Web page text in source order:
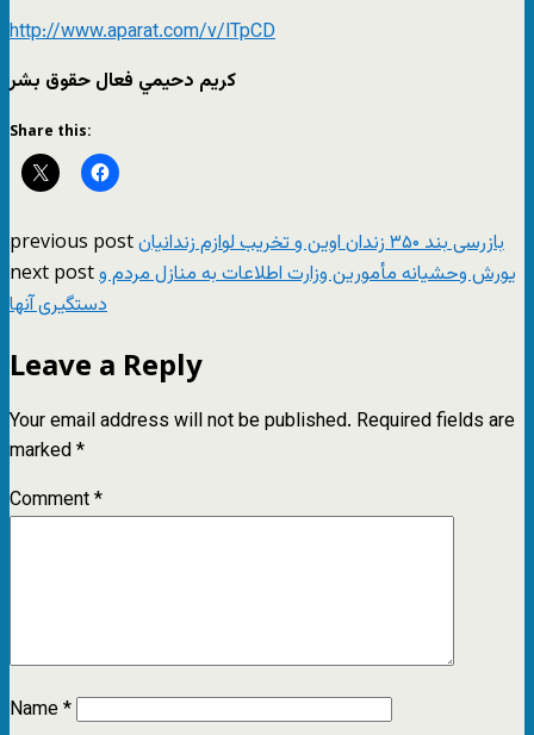
http://www.aparat.com/v/lTpCD
كريم دحيمي فعال حقوق بشر
Share this:
previous post بازرسی بند ۳۵۰ زندان اوین و تخریب لوازم زندانیان
next postیورش وحشیانه مأمورین وزارت اطلاعات به منازل مردم و
دستگیری آنها
Leave a Reply
Your email address will not be published. Required fields are
marked*
Comment*
Name*